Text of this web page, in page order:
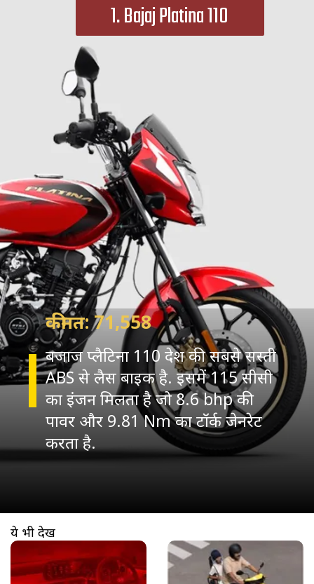
बजाज प्लैटिना 110 देश की सबसे सस्ती
ABS से लैस बाइक है. इसमें 115 सीसी
का इंजन मिलता है जो 8.6 bhp की
पावर और 9.81 Nm का टॉर्क जेनरेट
करता है.
कीमत: 71,558
1. Bajaj Platina 110
खुल रहा है
ये भी देखें